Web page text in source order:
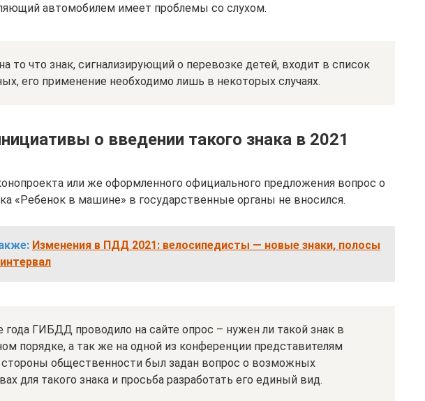
автомобилем имеет проблемы со слухом.
то что знак, сигнализирующий о перевозке детей, входит в список
его применение необходимо лишь в некоторых случаях.
о введении такого знака в 2021
или же оформленного официального предложения вопрос о
«Ребенок в машине» в государственные органы не вносился.
Изменения в ПДД 2021: велосипедисты — новые знаки, полосы
года ГИБДД проводило на сайте опрос – нужен ли такой знак в
порядке, а так же на одной из конференции представителям
общественности был задан вопрос о возможных
для такого знака и просьба разработать его единый вид.